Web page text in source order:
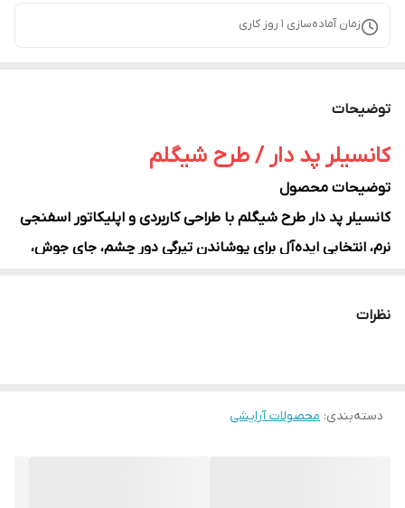
زمان آماده‌سازی 1 روز کاری
توضیحات
کانسیلر پد دار / طرح شیگلم
توضیحات محصول
کانسیلر پد دار طرح شیگلم با طراحی کاربردی و اپلیکاتور اسفنجی
نرم، انتخابی ایده‌آل برای پوشاندن تیرگی دور چشم، جای جوش،
به‌راحتی روی پوست پخش شده و بدون ایجاد حس سنگینی،
این کانسیلر برای استفاده روزانه و آرایش حرفه‌ای مناسب بوده و
نظرات
دسته‌بندی: محصولات آرایشی